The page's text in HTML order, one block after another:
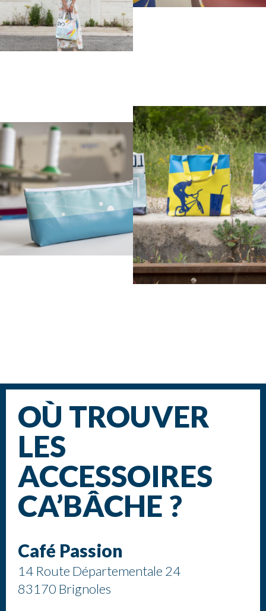
OÙ TROUVER
LES
ACCESSOIRES
CA’BÂCHE ?
Café Passion
14 Route Départementale 24
83170 Brignoles